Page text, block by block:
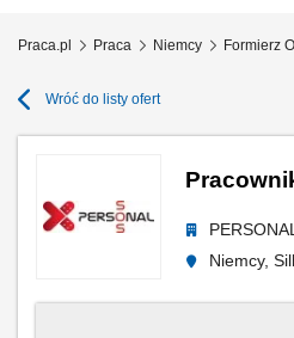
Praca.pl Praca Niemcy Formierz
Wróć do listy ofert
Niemcy,